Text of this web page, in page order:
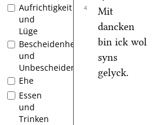
Aufrichtigkeit
und
Lüge
Bescheidenheit
und
Unbescheidenheit
Ehe
Essen
und
Trinken
4
Mit
dancken
bin ick wol
syns
gelyck.